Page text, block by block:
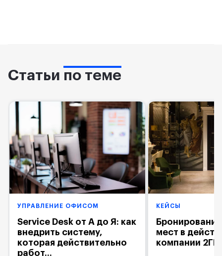
Статьи по теме
УПРАВЛЕНИЕ ОФИСОМ
Service Desk от А до Я: как
внедрить систему,
которая действительно
работ...
КЕЙСЫ
мест в
компании